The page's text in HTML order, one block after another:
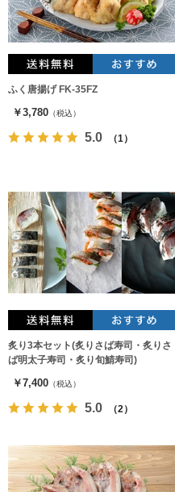
ふく唐揚げ FK-35FZ
￥3,780 （税込）
5.0 （1）
炙り3本セット(炙りさば寿司・炙りさ
ば明太子寿司・炙り旬鯖寿司)
￥7,400 （税込）
5.0 （2）